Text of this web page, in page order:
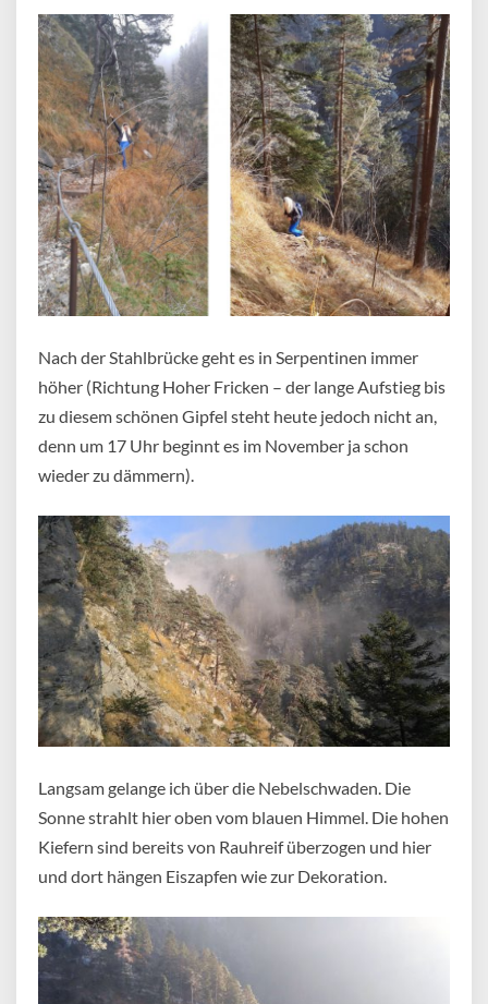
Nach der Stahlbrücke geht es in Serpentinen immer
höher (Richtung Hoher Fricken – der lange Aufstieg bis
zu diesem schönen Gipfel steht heute jedoch nicht an,
denn um 17 Uhr beginnt es im November ja schon
wieder zu dämmern).
Langsam gelange ich über die Nebelschwaden. Die
Sonne strahlt hier oben vom blauen Himmel. Die hohen
Kiefern sind bereits von Rauhreif überzogen und hier
und dort hängen Eiszapfen wie zur Dekoration.